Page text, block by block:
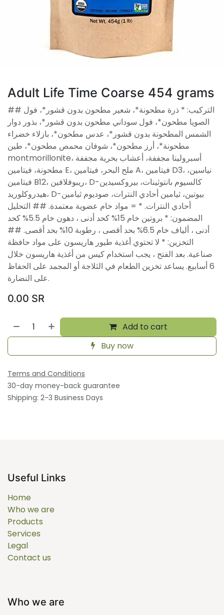
Adult Life Time Coarse 454 grams
## التركيب: * ذرة مطحونة*، شعير مطحون بدون قشور*، فول
الصويا مطحون*، فول سوداني مطحون بدون قشور*، بذور دوار
الشمس المطحونة بدون قشور*، عدس مطحون*، بازلاء خضراء
مطحونة*، أرز مطحون*، شوفان محمص مطحون*، طين
montmorillonite، أسبرولينا مجففة، أعشاب بحرية مجففة
مطحونة، فيتامين E، ملح البحر، فيتامين A، فيتامين D3، نياسين،
فيتامين B12، ريبوفلافين، D-كالسيوم بانتوثينات، بيروكسيدين
هيدروكلوريد، D-بيوتين، ثيامين أحادي النترات، صوديوم ثيامين
أحادي النترات. * = مواد خام عضوية معتمدة. ## التحليل
المضمون: * بروتين خام 15% كحد أدنى ، دهون خام 5.5% كحد
أدنى ، ألياف خام 6.5% بحد أقصى ، رطوبة 10% بحد أقصى. ##
التخزين: * لا تحتوي أغذية طيور هاريسون على مواد حافظة
صناعية. بعد الفتح ، يجب استخدام كيس من أغذية هاريسون خلال
6 أسابيع. يساعد تخزين الطعام في الثلاجة أو المجمد على الحفاظ
على النضارة.
0.00 SR
Add to cart
Buy now
Terms and Conditions
30-day money-back guarantee
Shipping: 2-3 Business Days
Useful Links
Home
Who we are
Products
Services
Legal
Contact us
Who we are